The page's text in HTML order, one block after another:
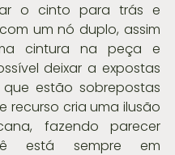
o cinto para trás e
um nó duplo, assim
cintura na peça e
deixar a expostas
estão sobrepostas
recurso cria uma ilusão
fazendo parecer
está sempre em